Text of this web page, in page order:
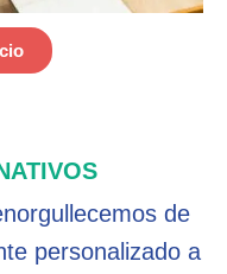
de
personalizado a